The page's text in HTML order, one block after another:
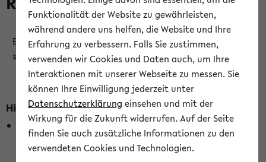
Es wurden keine Raumänderungen an jetzt
stattfindenden Veranstaltungen gefunden!
Hinweise zur Liste der Raumänderungen
In dieser Liste werden nur Veranstaltungstermine
berücksichtigt, die gerade oder innerhalb der nächsten 2
Stunden stattfinden. Berücksichtigt werden nur Termine,
Funktionalität der Website zu gewährleisten,
während andere uns helfen, die Website und Ihre
Erfahrung zu verbessern. Falls Sie zustimmen,
verwenden wir Cookies und Daten auch, um Ihre
Interaktionen mit unserer Webseite zu messen. Sie
können Ihre Einwilligung jederzeit unter
Datenschutzerklärung einsehen und mit der
Wirkung für die Zukunft widerrufen. Auf der Seite
finden Sie auch zusätzliche Informationen zu den
verwendeten Cookies und Technologien.